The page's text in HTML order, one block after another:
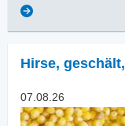
Hirse, geschält,
07.08.26